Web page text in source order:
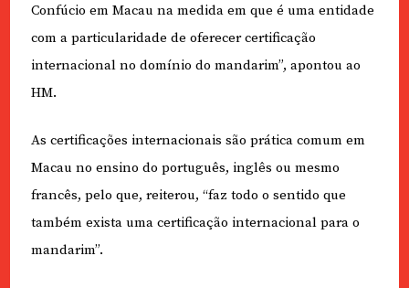
Confúcio em Macau na medida em que é uma entidade
com a particularidade de oferecer certificação
internacional no domínio do mandarim”, apontou ao
HM.
As certificações internacionais são prática comum em
Macau no ensino do português, inglês ou mesmo
francês, pelo que, reiterou, “faz todo o sentido que
também exista uma certificação internacional para o
mandarim”.